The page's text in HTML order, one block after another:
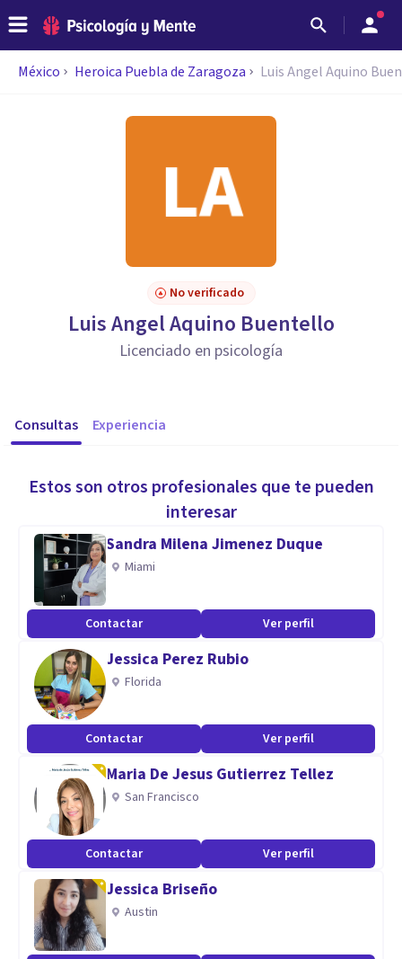
México Heroica Puebla de Zaragoza Luis Angel Aquino
No verificado
Luis Angel Aquino Buentello
Licenciado en psicología
Consultas Experiencia
Estos son otros profesionales que te pueden
interesar
Sandra Milena Jimenez Duque
Miami
Contactar Ver perfil
Jessica Perez Rubio
Florida
Contactar Ver perfil
Maria De Jesus Gutierrez Tellez
San Francisco
Contactar Ver perfil
Jessica Briseño
Austin